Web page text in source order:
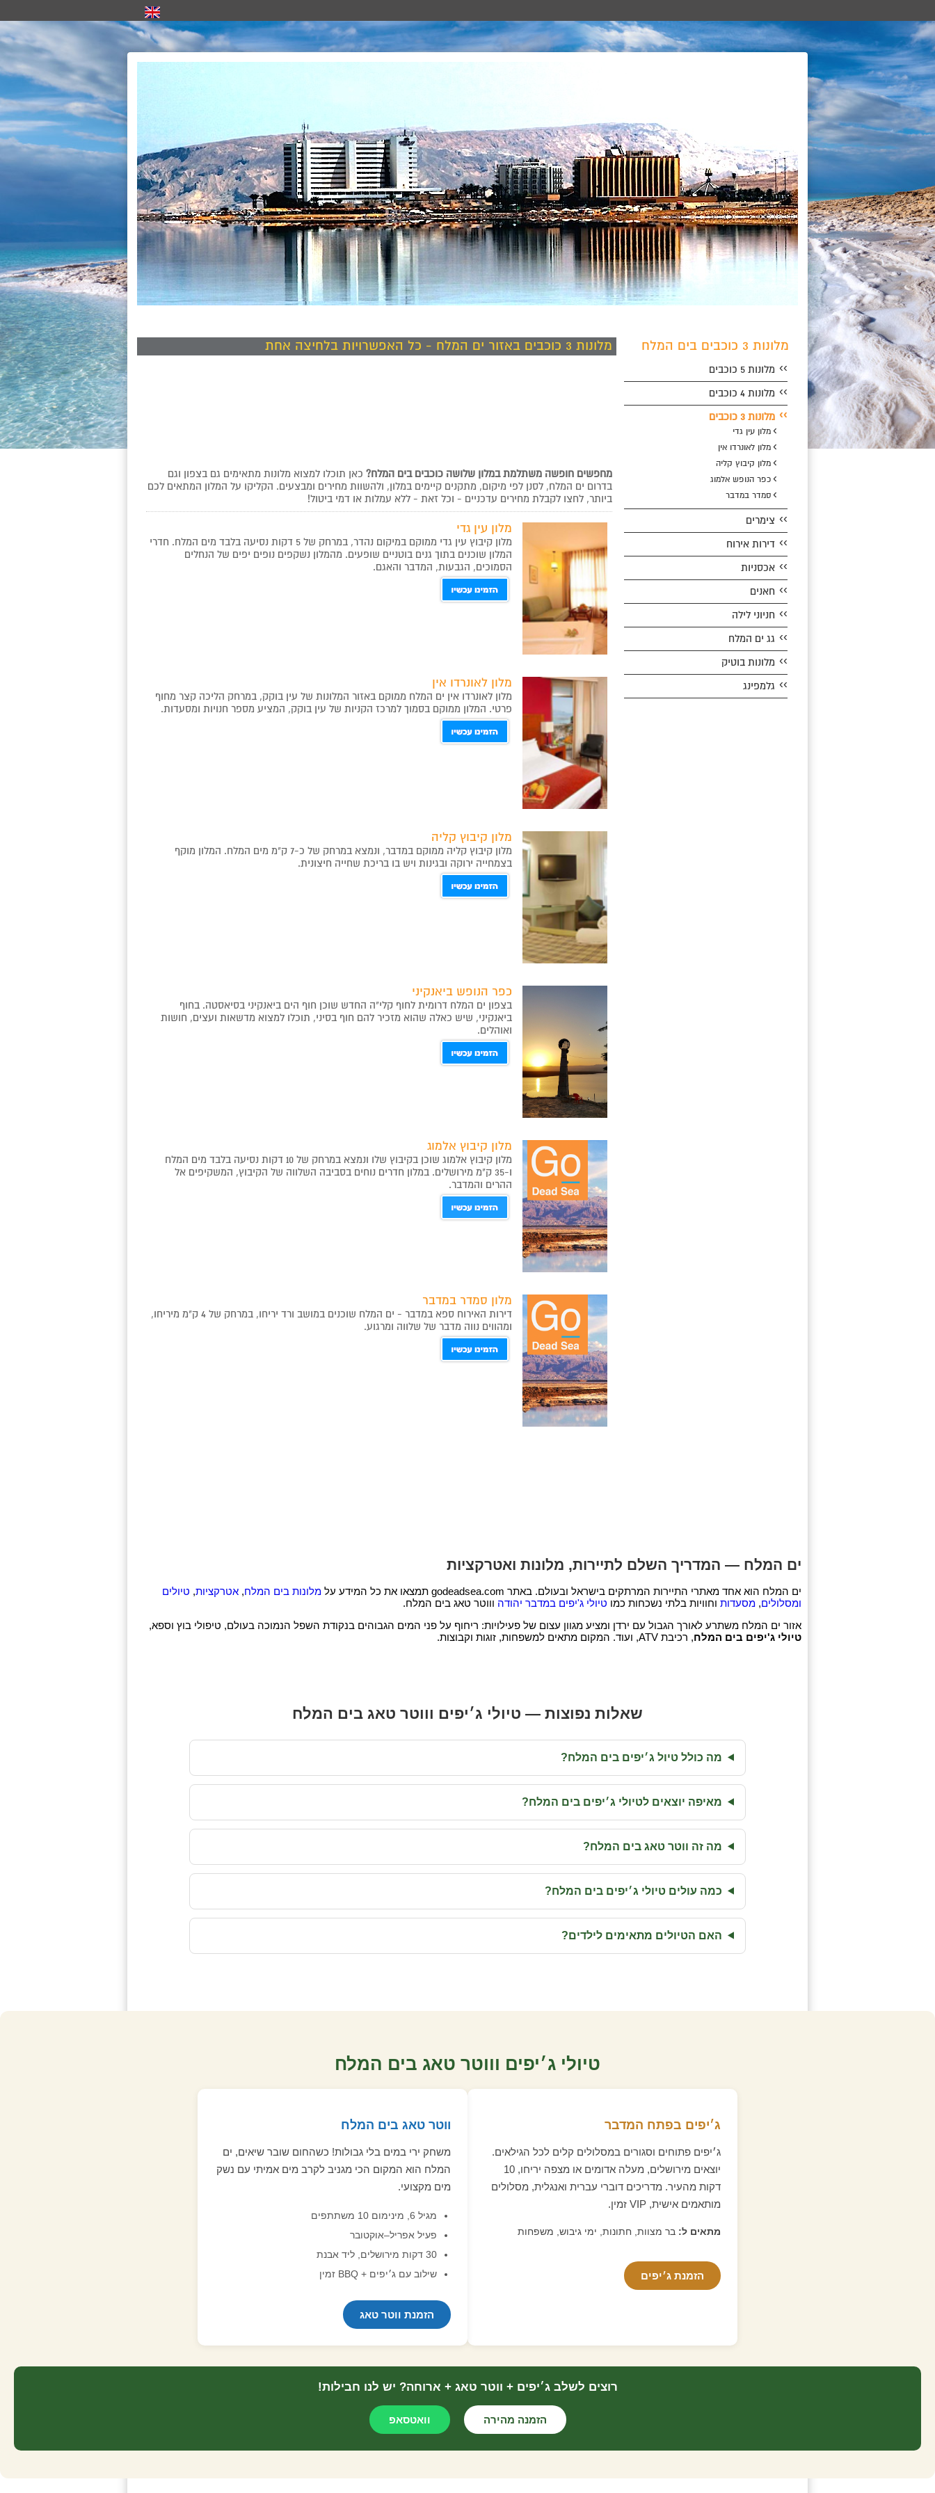
מלונות 3 כוכבים בים המלח
›› מלונות 5 כוכבים
›› מלונות 4 כוכבים
›› מלונות 3 כוכבים
› מלון עין גדי
› מלון לאונרדו אין
› מלון קיבוץ קליה
› כפר הנופש אלמוג
› סמדר במדבר
›› צימרים
›› דירות אירוח
›› אכסניות
›› חאנים
›› חניוני לילה
›› גג ים המלח
›› מלונות בוטיק
›› גלמפינג
מלונות 3 כוכבים באזור ים המלח - כל האפשרויות בלחיצה אחת
מחפשים חופשה משתלמת במלון שלושה כוכבים בים המלח? כאן תוכלו למצוא מלונות מתאימים גם בצפון וגם
בדרום ים המלח, לסנן לפי מיקום, מתקנים קיימים במלון, ולהשוות מחירים ומבצעים. הקליקו על המלון המתאים לכם
ביותר, לחצו לקבלת מחירים עדכניים - וכל זאת - ללא עמלות או דמי ביטול!
מלון עין גדי
מלון קיבוץ עין גדי ממוקם במיקום נהדר, במרחק של 5 דקות נסיעה בלבד מים המלח.
חדרי
המלון שוכנים בתוך גנים בוטניים שופעים. מהמלון נשקפים נופים יפים של הנחלים
הסמוכים, הגבעות, המדבר והאגם.
מלון לאונרדו אין
מלון לאונרדו אין ים המלח ממוקם באזור המלונות של עין בוקק, במרחק הליכה קצר מחוף
פרטי. המלון ממוקם בסמוך למרכז הקניות של עין בוקק, המציע מספר חנויות ומסעדות.
מלון קיבוץ קליה
מלון קיבוץ קליה ממוקם במדבר, ונמצא במרחק של כ-7 ק"מ מים המלח. המלון מוקף
בצמחייה ירוקה ובגינות ויש בו בריכת שחייה חיצונית.
כפר הנופש ביאנקיני
בצפון ים המלח דרומית לחוף קלי"ה החדש שוכן חוף הים ביאנקיני בסיאסטה. בחוף
ביאנקיני, שיש כאלה שהוא מזכיר להם חוף בסיני, תוכלו למצוא מדשאות ועצים, חושות
ואוהלים.
מלון קיבוץ אלמוג
מלון קיבוץ אלמוג שוכן בקיבוץ שלו ונמצא במרחק של 10 דקות נסיעה בלבד מים המלח
ו-35 ק"מ מירושלים. במלון חדרים נוחים בסביבה השלווה של הקיבוץ, המשקיפים אל
ההרים והמדבר.
מלון סמדר במדבר
דירות האירוח ספא במדבר - ים המלח שוכנים במושב ורד יריחו, במרחק של 4 ק"מ מיריחו,
ומהווים נווה מדבר של שלווה ומרגוע.
ים המלח — המדריך השלם לתיירות, מלונות ואטרקציות
ים המלח הוא אחד מאתרי התיירות המרתקים בישראל ובעולם. באתר godeadsea.com תמצאו את כל המידע על מלונות בים המלח, אטרקציות, טיולים
ומסלולים, מסעדות וחוויות בלתי נשכחות כמו טיולי ג'יפים במדבר יהודה וווטר טאג בים המלח.
אזור ים המלח משתרע לאורך הגבול עם ירדן ומציע מגוון עצום של פעילויות: ריחוף על פני המים הגבוהים בנקודת השפל הנמוכה בעולם, טיפולי בוץ וספא,
טיולי ג'יפים בים המלח, רכיבת ATV, ועוד. המקום מתאים למשפחות, זוגות וקבוצות.
שאלות נפוצות — טיולי ג׳יפים וווטר טאג בים המלח
מה כולל טיול ג׳יפים בים המלח?
מאיפה יוצאים לטיולי ג׳יפים בים המלח?
מה זה ווטר טאג בים המלח?
כמה עולים טיולי ג׳יפים בים המלח?
האם הטיולים מתאימים לילדים?
טיולי ג׳יפים וווטר טאג בים המלח
ג׳יפים בפתח המדבר
ג׳יפים פתוחים וסגורים במסלולים קלים לכל הגילאים.
יוצאים מירושלים, מעלה אדומים או מצפה יריחו, 10
דקות מהעיר. מדריכים דוברי עברית ואנגלית, מסלולים
מותאמים אישית, VIP זמין.
מתאים ל: בר מצוות, חתונות, ימי גיבוש, משפחות
הזמנת ג׳יפים
ווטר טאג בים המלח
משחק ירי במים בלי גבולות! כשהחום שובר שיאים, ים
המלח הוא המקום הכי מגניב לקרב מים אמיתי עם נשק
מים מקצועי.
מגיל 6, מינימום 10 משתתפים
פעיל אפריל–אוקטובר
30 דקות מירושלים, ליד אבנת
שילוב עם ג׳יפים + BBQ זמין
הזמנת ווטר טאג
רוצים לשלב ג׳יפים + ווטר טאג + ארוחה? יש לנו חבילות!
הזמנה מהירה וואטסאפ